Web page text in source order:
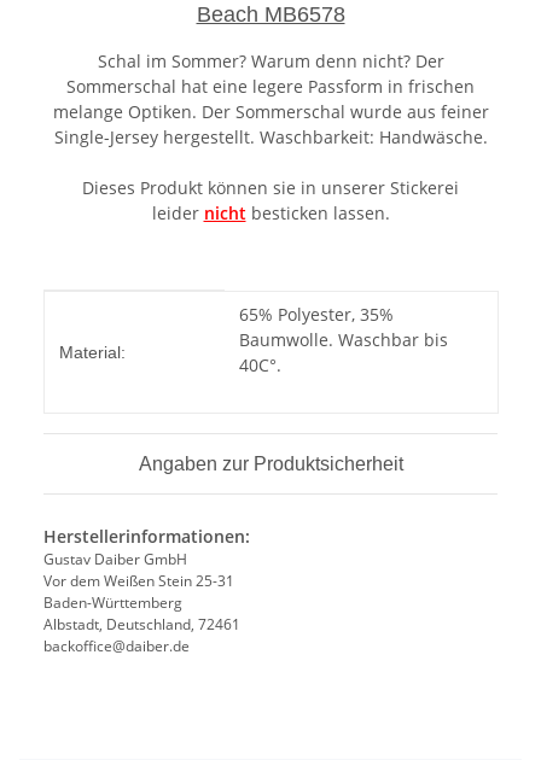
Beach MB6578
Schal im Sommer? Warum denn nicht? Der
Sommerschal hat eine legere Passform in frischen
melange Optiken. Der Sommerschal wurde aus feiner
Single-Jersey hergestellt. Waschbarkeit: Handwäsche.
Dieses Produkt können sie in unserer Stickerei
leider nichtbesticken lassen.
Material:
65% Polyester, 35%
Baumwolle. Waschbar bis
40C°.
Angaben zur Produktsicherheit
Herstellerinformationen:
Gustav Daiber GmbH
Vor dem Weißen Stein 25-31
Baden-Württemberg
Albstadt, Deutschland, 72461
backoffice@daiber.de